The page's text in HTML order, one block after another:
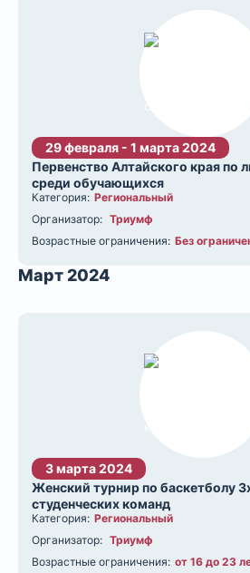
29 февраля - 1 марта 2024
Первенство Алтайского края по
среди обучающихся
Категория: Региональный
Организатор: Триумф
Возрастные ограничения: Без
Март 2024
3 марта 2024
Женский турнир по баскетболу
студенческих команд
Категория: Региональный
Организатор: Триумф
Возрастные ограничения: от 16 до 23